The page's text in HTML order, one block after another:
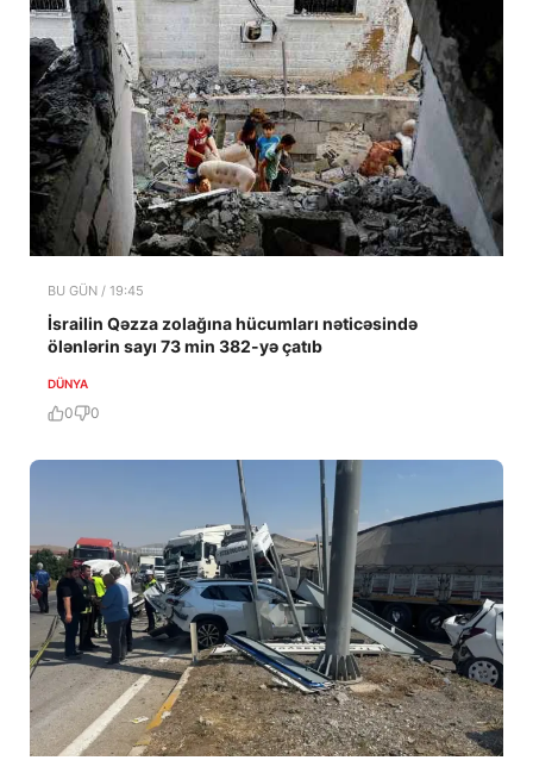
BU GÜN / 19:45
İsrailin Qəzza zolağına hücumları nəticəsində
ölənlərin sayı 73 min 382-yə çatıb
DÜNYA
0 0